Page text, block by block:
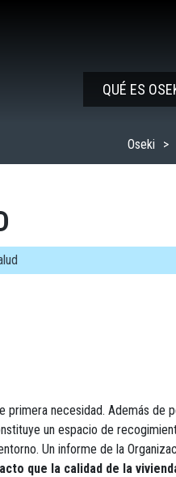
QUÉ ES
Oseki
primera necesidad. Además
un espacio de
Un informe de la
que la calidad de la